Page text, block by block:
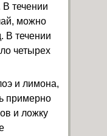
В течении
можно
В течении
четырех
и лимона,
примерно
и ложку